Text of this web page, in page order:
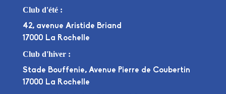
Club d'été :
42, avenue Aristide Briand
17000 La Rochelle
Club d'hiver :
Stade Bouffenie, Avenue Pierre de Coubertin
17000 La Rochelle